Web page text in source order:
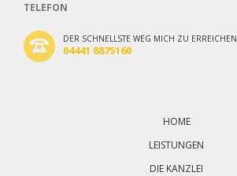
TELEFON
DER SCHNELLSTE WEG MICH ZU ERREICHEN
04441 8875160
HOME
LEISTUNGEN
DIE KANZLEI